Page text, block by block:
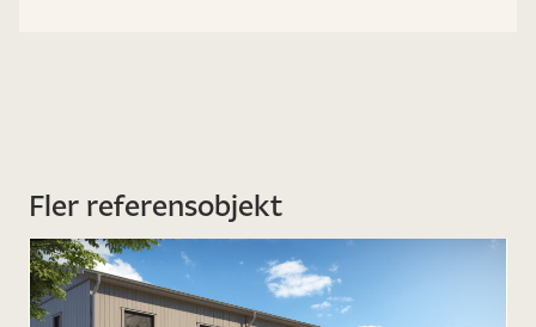
Fler referensobjekt